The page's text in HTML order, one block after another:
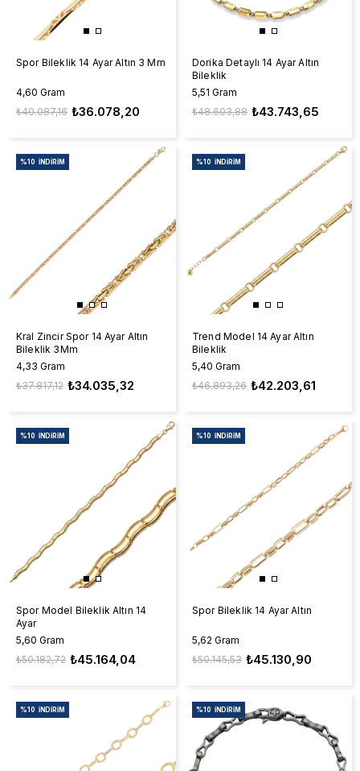
Spor Bileklik 14 Ayar Altın 3 Mm
4,60 Gram
₺36.078,20
₺40.087,16
Dorika Detaylı 14 Ayar Altın
Bileklik
5,51 Gram
₺43.743,65
₺48.603,88
Kral Zincir Spor 14 Ayar Altın
Bileklik 3Mm
4,33 Gram
₺34.035,32
₺37.817,12
%10 İNDIRIM
Trend Model 14 Ayar Altın
Bileklik
5,40 Gram
₺42.203,61
₺46.893,26
%10 İNDIRIM
Spor Model Bileklik Altın 14
Ayar
5,60 Gram
₺45.164,04
₺50.182,72
%10 İNDIRIM
Spor Bileklik 14 Ayar Altın
5,62 Gram
₺45.130,90
₺50.145,53
%10 İNDIRIM
%10 İNDIRIM %10 İNDIRIM